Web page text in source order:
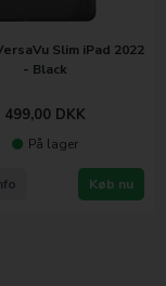
Slim iPad 2022
- Black
499,00 DKK
På lager
Køb nu